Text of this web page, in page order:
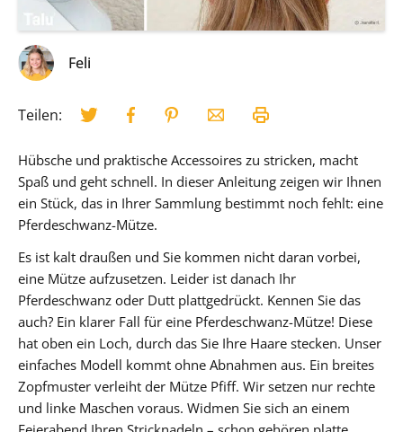
Feli
Teilen:
Hübsche und praktische Accessoires zu stricken, macht
Spaß und geht schnell. In dieser Anleitung zeigen wir Ihnen
ein Stück, das in Ihrer Sammlung bestimmt noch fehlt: eine
Pferdeschwanz-Mütze.
Es ist kalt draußen und Sie kommen nicht daran vorbei,
eine Mütze aufzusetzen. Leider ist danach Ihr
Pferdeschwanz oder Dutt plattgedrückt. Kennen Sie das
auch? Ein klarer Fall für eine Pferdeschwanz-Mütze! Diese
hat oben ein Loch, durch das Sie Ihre Haare stecken. Unser
einfaches Modell kommt ohne Abnahmen aus. Ein breites
Zopfmuster verleiht der Mütze Pfiff. Wir setzen nur rechte
und linke Maschen voraus. Widmen Sie sich an einem